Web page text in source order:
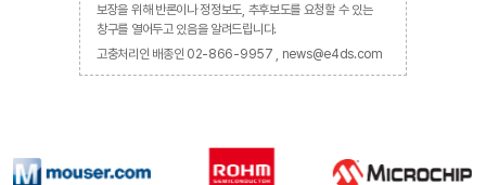
보장을 위해 반론이나 정정보도, 추후보도를 요청할 수 있는
창구를 열어두고 있음을 알려드립니다.
고충처리인 배종인 02-866-9957 , news@e4ds.com